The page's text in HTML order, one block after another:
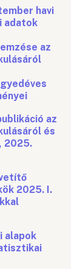
havi
adatok
az
az
és
2025.
2025. I.
alapok